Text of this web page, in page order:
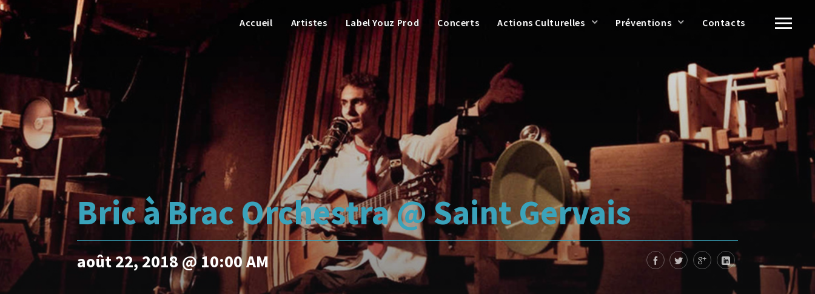
Accueil Artistes Label Youz Prod Concerts Actions Culturelles Préventions Contacts
Bric à Brac Orchestra @ Saint Gervais
août 22, 2018 @ 10:00 AM